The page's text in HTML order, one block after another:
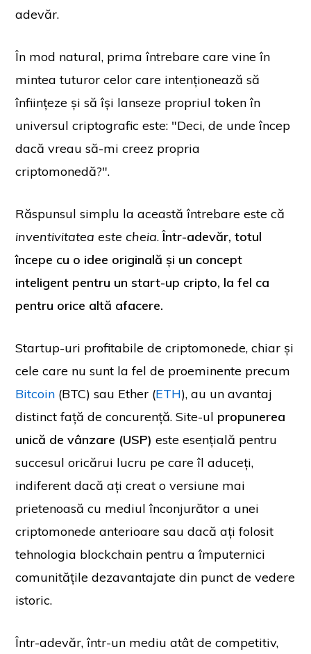
adevăr.
În mod natural, prima întrebare care vine în
mintea tuturor celor care intenționează să
înființeze și să își lanseze propriul token în
universul criptografic este: "Deci, de unde încep
dacă vreau să-mi creez propria
criptomonedă?".
Răspunsul simplu la această întrebare este că
inventivitatea este cheia.Într-adevăr, totul
începe cu o idee originală și un concept
inteligent pentru un start-up cripto, la fel ca
pentru orice altă afacere.
Startup-uri profitabile de criptomonede, chiar și
cele care nu sunt la fel de proeminente precum
Bitcoin (BTC) sau Ether (ETH), au un avantaj
distinct față de concurență. Site-ul propunerea
unică de vânzare (USP) este esențială pentru
succesul oricărui lucru pe care îl aduceți,
indiferent dacă ați creat o versiune mai
prietenoasă cu mediul înconjurător a unei
criptomonede anterioare sau dacă ați folosit
tehnologia blockchain pentru a împuternici
comunitățile dezavantajate din punct de vedere
istoric.
Într-adevăr, într-un mediu atât de competitiv,